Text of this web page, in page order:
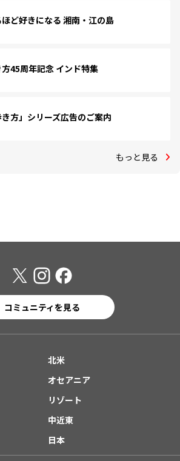
ど好きになる 湘南・江の島
45周年記念 インド特集
き方」シリーズ広告のご案内
もっと見る
コミュニティを見る
北米
オセアニア
リゾート
中近東
日本